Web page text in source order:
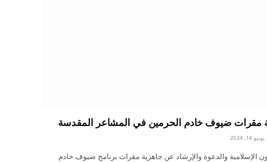
مقرات ضيوف خادم الحرمين في المشاعر المقدسة
يونيو 14, 2024
الإسلامية والدعوة والإرشاد عن جاهزية مقرات برنامج ضيوف خادم